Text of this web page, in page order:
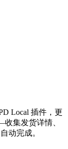
Local 插件，更
集发货详情、
动完成。